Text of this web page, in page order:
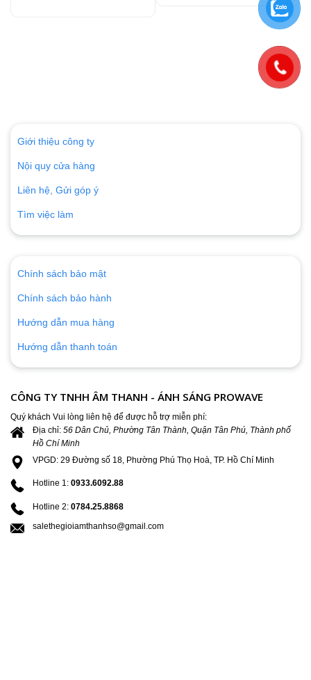
Giới thiệu công ty
Nội quy cửa hàng
Liên hệ, Gửi góp ý
Tìm việc làm
Chính sách bảo mật
Chính sách bảo hành
Hướng dẫn mua hàng
Hướng dẫn thanh toán
CÔNG TY TNHH ÂM THANH - ÁNH SÁNG PROWAVE
Quý khách Vui lòng liên hệ để được hỗ trợ miễn phí:
Địa chỉ: 56 Dân Chủ, Phường Tân Thành, Quận Tân Phú, Thành phố
Hồ Chí Minh
VPGD: 29 Đường số 18, Phường Phú Thọ Hoà, TP. Hồ Chí Minh
Hotline 1: 0933.6092.88
Hotline 2: 0784.25.8868
salethegioiamthanhso@gmail.com